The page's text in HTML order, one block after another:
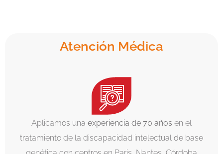
Atención Médica
Aplicamos una experiencia de 70 años en el
tratamiento de la discapacidad intelectual de base